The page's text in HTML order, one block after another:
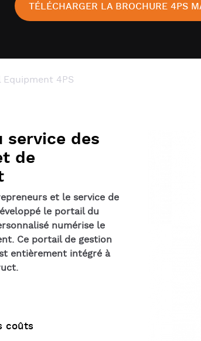
TÉLÉCHARGER LA BROCHURE 4PS
Equipment 4PS
service des
de
et le service de
le portail du
numérise le
Ce portail de gestion
entièrement intégré à
coûts